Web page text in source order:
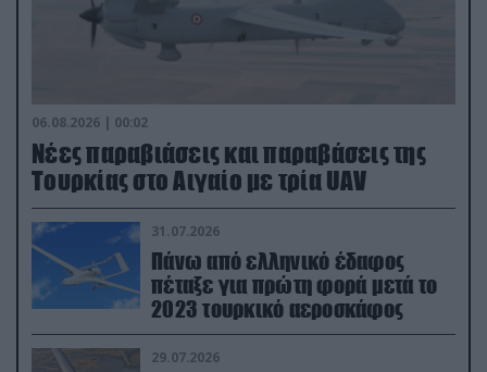
06.08.2026 | 00:02
Νέες παραβιάσεις και παραβάσεις της
Τουρκίας στο Αιγαίο με τρία UAV
31.07.2026
Πάνω από ελληνικό έδαφος
πέταξε για πρώτη φορά μετά το
2023 τουρκικό αεροσκάφος
29.07.2026